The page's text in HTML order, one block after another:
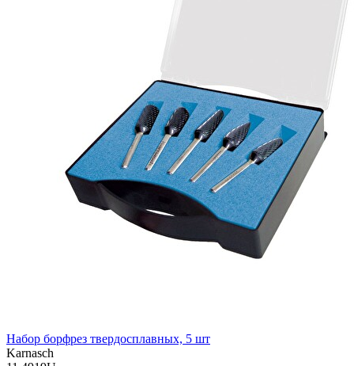
Набор борфрез твердосплавных, 5 шт
Karnasch